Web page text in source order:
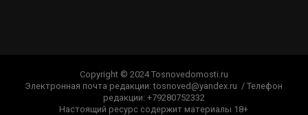
Copyright © 2024 Tosnovedomosti.ru
Электронная почта редакции: tosnoved@yandex.ru / Телефон
редакции: +79280752332
Настоящий ресурс содержит материалы 18+